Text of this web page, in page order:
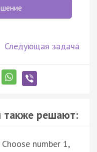
Следующая задача
также решают:
number 1,